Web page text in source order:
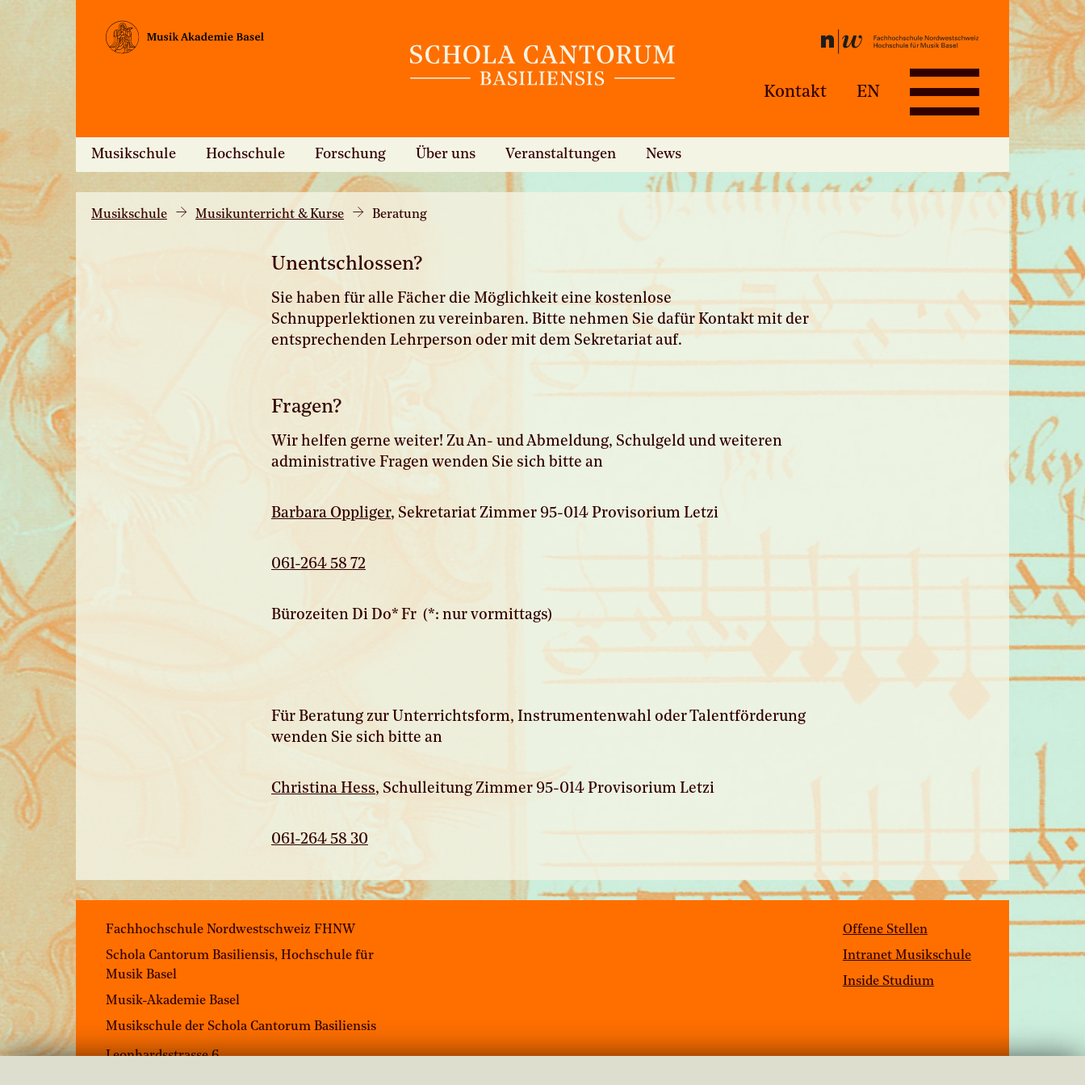
Kontakt EN
Musikschule Hochschule Forschung Über uns Veranstaltungen News
Musikschule Musikunterricht & Kurse Beratung
Unentschlossen?
Sie haben für alle Fächer die Möglichkeit eine kostenlose
Schnupperlektionen zu vereinbaren. Bitte nehmen Sie dafür Kontakt mit der
entsprechenden Lehrperson oder mit dem Sekretariat auf.
Fragen?
Wir helfen gerne weiter! Zu An- und Abmeldung, Schulgeld und weiteren
administrative Fragen wenden Sie sich bitte an
Barbara Oppliger, Sekretariat Zimmer 95-014 Provisorium Letzi
061-264 58 72
Bürozeiten Di Do* Fr (*: nur vormittags)
Für Beratung zur Unterrichtsform, Instrumentenwahl oder Talentförderung
wenden Sie sich bitte an
Christina Hess, Schulleitung Zimmer 95-014 Provisorium Letzi
061-264 58 30
Fachhochschule Nordwestschweiz FHNW
Schola Cantorum Basiliensis, Hochschule für
Musik Basel
Musik-Akademie Basel
Musikschule der Schola Cantorum Basiliensis
Leonhardsstrasse 6
Offene Stellen
Intranet Musikschule
Inside Studium